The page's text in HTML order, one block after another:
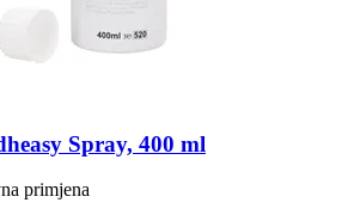
Spray, 400 ml
primjena